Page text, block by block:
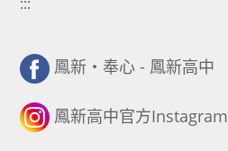
鳳新・奉心 - 鳳新高中
鳳新高中官方Instagram